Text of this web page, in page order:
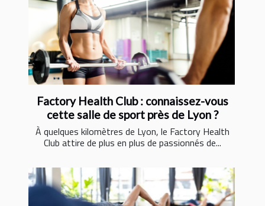
Factory Health Club : connaissez-vous
cette salle de sport près de Lyon ?
À quelques kilomètres de Lyon, le Factory Health
Club attire de plus en plus de passionnés de...